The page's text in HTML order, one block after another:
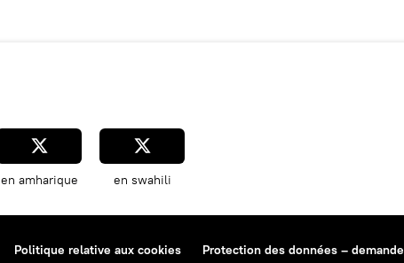
en amharique en swahili
Politique relative aux cookies Protection des données – demande